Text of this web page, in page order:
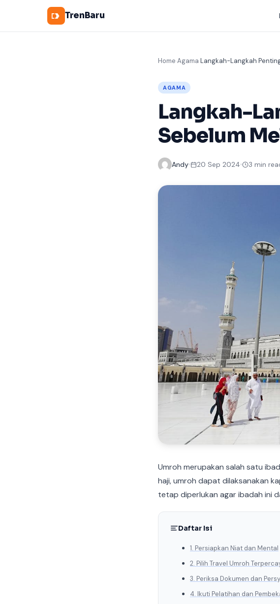
TrenBaru
Home Agama Langkah-Langkah
AGAMA
Langkah-
Sebelum
Andy 20 Sep 2024 3 min
Umroh merupakan salah satu
haji, umroh dapat dilaksanakan
tetap diperlukan agar ibadah ini
Daftar Isi
1. Persiapkan Niat dan Mental
2. Pilih Travel Umroh
3. Periksa Dokumen dan
4. Ikuti Pelatihan dan